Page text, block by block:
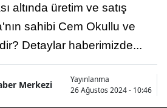
altında üretim ve satış
sahibi Cem Okullu ve
Detaylar haberimizde...
Merkezi
Yayınlanma
26 Ağustos 2024 - 10:46